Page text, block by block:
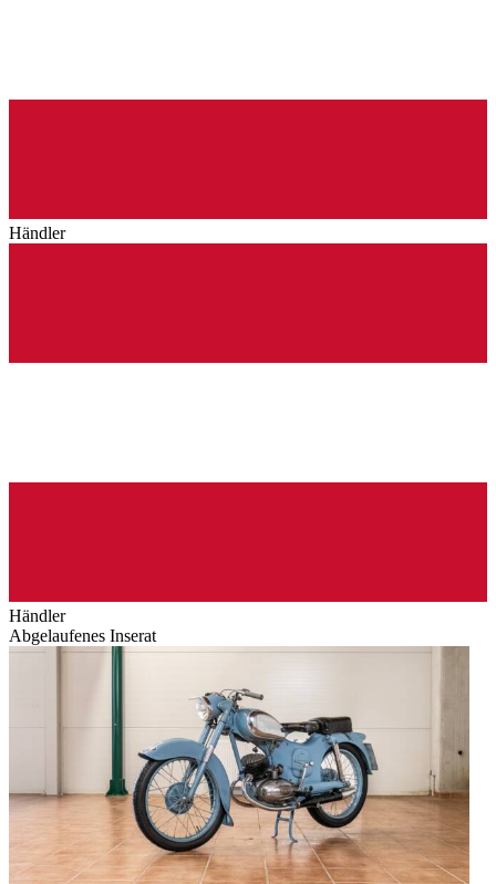
Händler
Händler
Abgelaufenes Inserat